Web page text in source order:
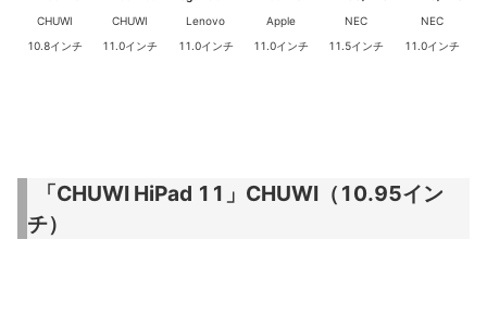
CHUWI
10.8インチ
CHUWI
11.0インチ
Lenovo
11.0インチ
Apple
11.0インチ
NEC
11.5インチ
NEC
11.0インチ
「CHUWI HiPad 11」CHUWI（10.95イン
チ）